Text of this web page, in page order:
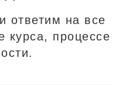
ответим на все
курса, процессе